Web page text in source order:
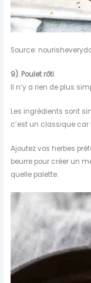
Source:
9). Poulet rôti
Il n’y a rien de plus
Les ingrédients sont
c’est un classique car
Ajoutez vos herbes
beurre pour créer un
quelle palette.